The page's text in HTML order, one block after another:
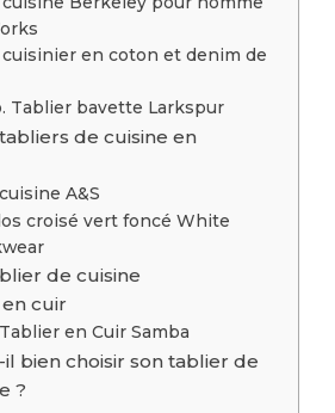
en coton et denim de
Tablier bavette Larkspur
de cuisine en
A&S
croisé vert foncé White
de cuisine
cuir
en Cuir Samba
bien choisir son tablier de
?